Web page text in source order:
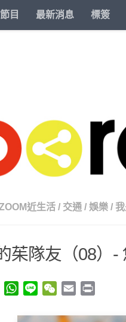
目 最新消息 標簽
近生活 / 交通 / 娛樂 /
茱隊友（08）-
TwitterWhatsApp
Line WeChat
Email